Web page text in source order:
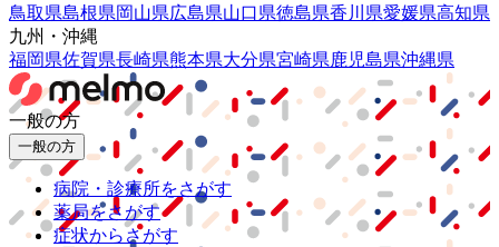
鳥取県島根県岡山県広島県山口県徳島県香川県愛媛県高知県
九州・沖縄
福岡県佐賀県長崎県熊本県大分県宮崎県鹿児島県沖縄県
一般の方
一般の方
病院・診療所をさがす
薬局をさがす
症状からさがす